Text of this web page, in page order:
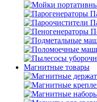
Магнитные товары